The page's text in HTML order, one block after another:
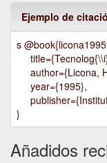
Ejemplo de
s
author={Licona,
year={1995},
}
Añadidos